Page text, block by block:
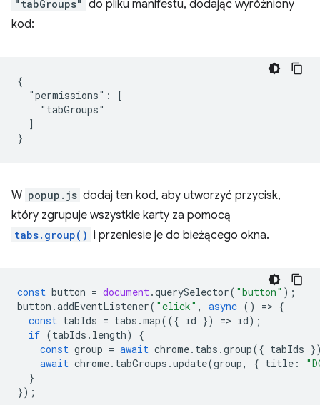
"tabGroups" do pliku manifestu, dodając wyróżniony
kod:
{
  "permissions": [
    "tabGroups"
  ]
W popup.js dodaj ten kod, aby utworzyć przycisk,
który zgrupuje wszystkie karty za pomocą
tabs.group() i przeniesie je do bieżącego okna.
const button = document.querySelector( "button" );
button .addEventListener( "click" , async () => {
const tabIds = tabs .map(({ id }) => id);
if (tabIds . length)
{
const group = await chrome. tabs .group({ tabIds
await chrome. tabGroups .update(group, { title :
}
});